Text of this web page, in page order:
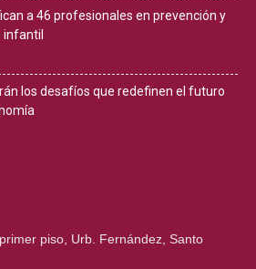
a 46 profesionales en prevención y
infantil
los desafíos que redefinen el futuro
piso, Urb. Fernández, Santo